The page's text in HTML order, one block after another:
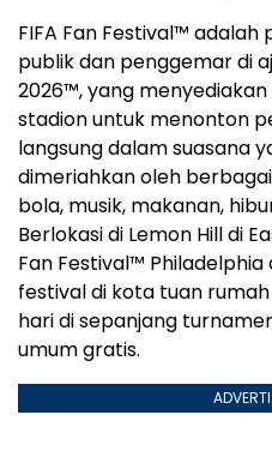
FIFA Fan Festival™
publik dan penggemar di
2026™, yang
stadion untuk menonton
langsung dalam suasana
dimeriahkan oleh
bola, musik, makanan,
Berlokasi di Lemon Hill di
Fan Festival™
festival di kota tuan
hari di sepanjang
umum gratis.